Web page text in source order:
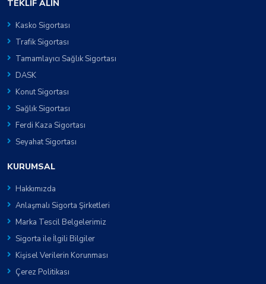
TEKLIF ALIN
Kasko Sigortası
Trafik Sigortası
Tamamlayıcı Sağlık Sigortası
DASK
Konut Sigortası
Sağlık Sigortası
Ferdi Kaza Sigortası
Seyahat Sigortası
KURUMSAL
Hakkımızda
Anlaşmalı Sigorta Şirketleri
Marka Tescil Belgelerimiz
Sigorta ile İlgili Bilgiler
Kişisel Verilerin Korunması
Çerez Politikası